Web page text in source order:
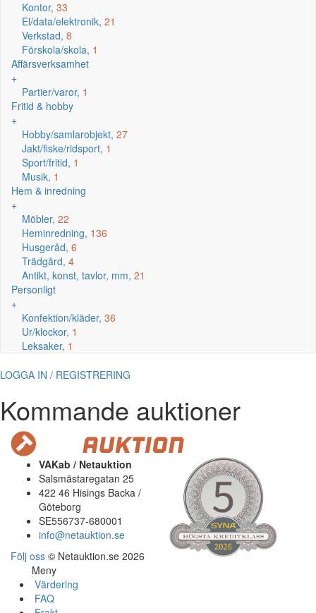
Kontor, 33
El/data/elektronik, 21
Verkstad, 8
Förskola/skola, 1
Affärsverksamhet
+
Partier/varor, 1
Fritid & hobby
+
Hobby/samlarobjekt, 27
Jakt/fiske/ridsport, 1
Sport/fritid, 1
Musik, 1
Hem & inredning
+
Möbler, 22
Heminredning, 136
Husgeråd, 6
Trädgård, 4
Antikt, konst, tavlor, mm, 21
Personligt
+
Konfektion/kläder, 36
Ur/klockor, 1
Leksaker, 1
LOGGA IN / REGISTRERING
Kommande auktioner
VAKab / Netauktion
Salsmästaregatan 25
422 46 Hisings Backa /
Göteborg
SE556737-680001
info@netauktion.se
Följ oss © Netauktion.se 2026
Meny
Värdering
FAQ